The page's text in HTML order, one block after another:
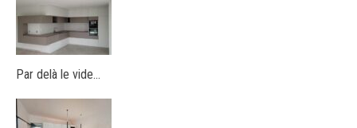
Par delà le vide…